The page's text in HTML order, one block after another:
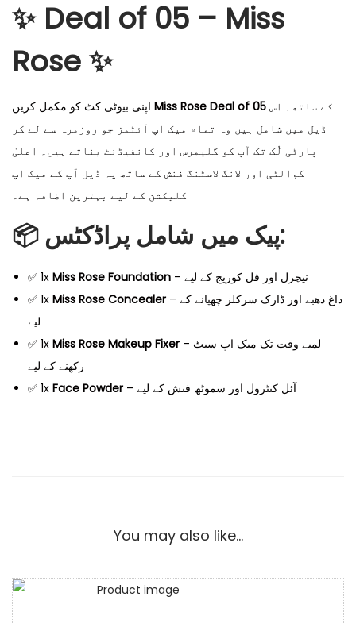
✨ Deal of 05 – Miss
Rose ✨
Miss Rose Deal of 05
ڈیل میں شامل ہیں وہ تمام میک اپ آئٹمز جو روزمرہ سے لے کر
پارٹی لُک تک آپ کو گلیمرس اور کانفیڈنٹ بناتے ہیں۔ اعلیٰ
کوالٹی اور لانگ لاسٹنگ فنش کے ساتھ یہ ڈیل آپ کے میک اپ
کلیکشن کے لیے بہترین اضافہ ہے۔
📦 پیک میں شامل پراڈکٹس:
✅ 1x Miss Rose Foundation
– نیچرل اور فل کوریج کے لیے
✅ 1x Miss Rose Concealer– داغ دھبے اور ڈارک سرکلز چھپانے کے
لیے
✅ 1x Miss Rose Makeup Fixer– لمبے وقت تک میک اپ سیٹ
رکھنے کے لیے
✅ 1x Face Powder – آئل کنٹرول اور سموٹھ فنش کے لیے
You may also like…